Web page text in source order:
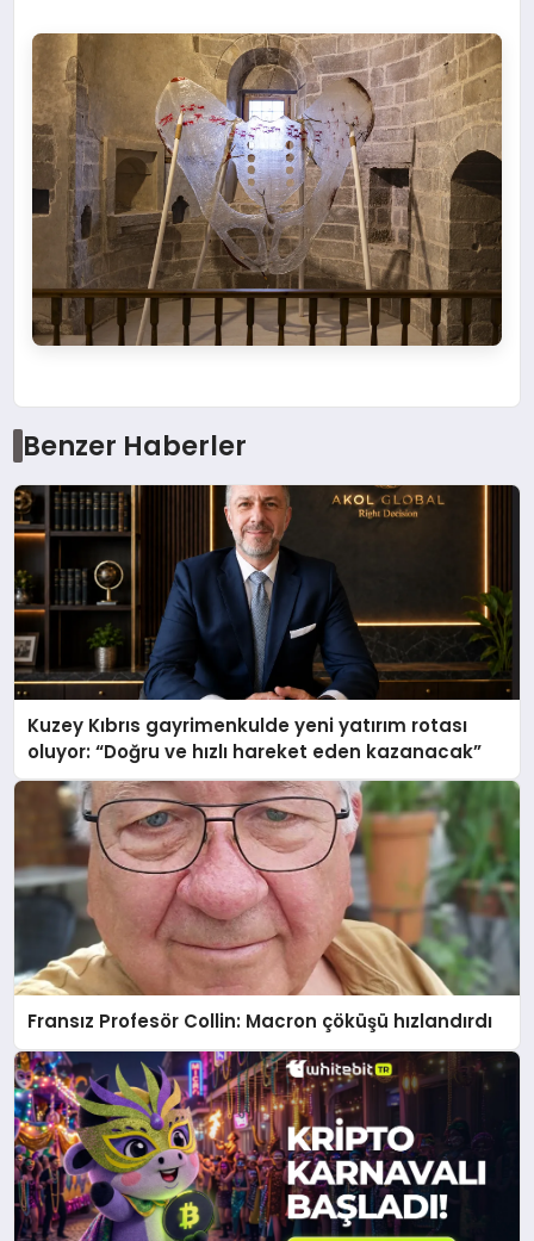
Benzer Haberler
Kuzey Kıbrıs gayrimenkulde yeni yatırım rotası
oluyor: “Doğru ve hızlı hareket eden kazanacak”
Fransız Profesör Collin: Macron çöküşü hızlandırdı